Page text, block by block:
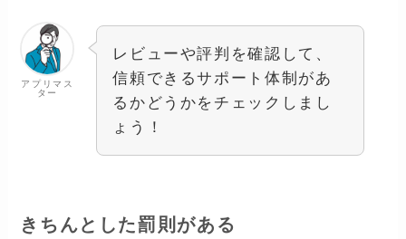
アプリマス
ター
レビューや評判を確認して、
信頼できるサポート体制があ
るかどうかをチェックしまし
ょう！
きちんとした罰則がある